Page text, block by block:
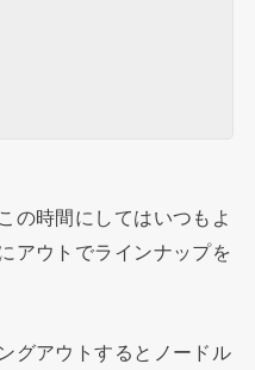
の時間にしてはいつもよ
アウトでラインナップを
グアウトするとノードル